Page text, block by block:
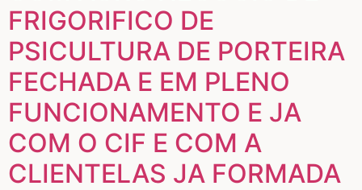
FRIGORIFICO DE
PSICULTURA DE PORTEIRA
FECHADA E EM PLENO
FUNCIONAMENTO E JA
COM O CIF E COM A
CLIENTELAS JA FORMADA